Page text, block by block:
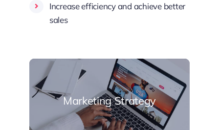
Increase efficiency and achieve better
sales
Marketing Strategy